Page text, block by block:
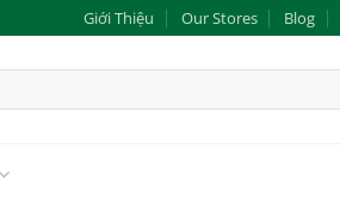
Giới Thiệu Our Stores Blog